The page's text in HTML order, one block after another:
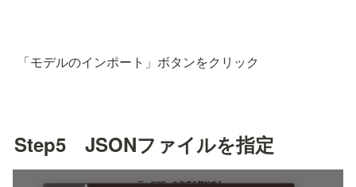
「モデルのインポート」ボタンをクリック
Step5　JSONファイルを指定